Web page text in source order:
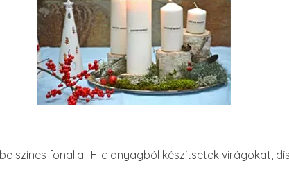
színes fonallal. Filc anyagból készítsetek virágokat,